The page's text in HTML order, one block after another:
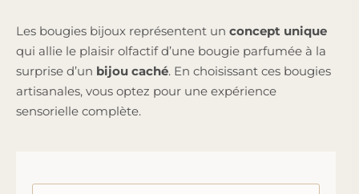
Les bougies bijoux représentent un concept unique
qui allie le plaisir olfactif d’une bougie parfumée à la
surprise d’un bijou caché. En choisissant ces bougies
artisanales, vous optez pour une expérience
sensorielle complète.